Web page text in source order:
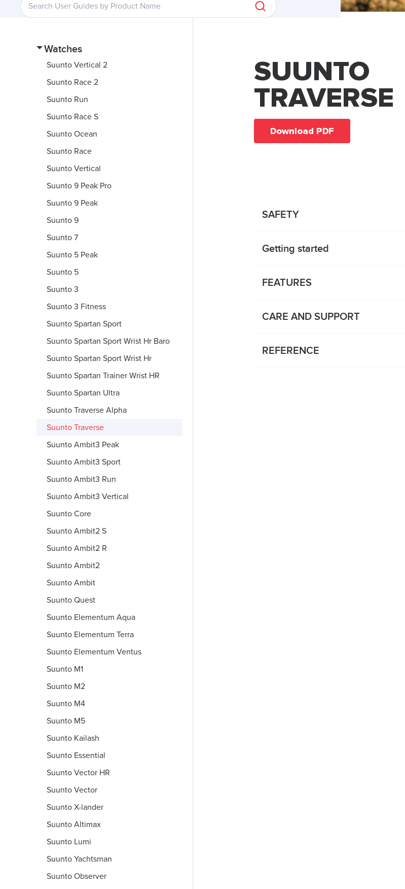
Watches
Suunto Vertical 2
Suunto Race 2
Suunto Run
Suunto Race S
Suunto Ocean
Suunto Race
Suunto Vertical
Suunto 9 Peak Pro
Suunto 9 Peak
Suunto 9
Suunto 7
Suunto 5 Peak
Suunto 5
Suunto 3
Suunto 3 Fitness
Suunto Spartan Sport
Suunto Spartan Sport Wrist Hr Baro
Suunto Spartan Sport Wrist Hr
Suunto Spartan Trainer Wrist HR
Suunto Spartan Ultra
Suunto Traverse Alpha
Suunto Traverse
Suunto Ambit3 Peak
Suunto Ambit3 Sport
Suunto Ambit3 Run
Suunto Ambit3 Vertical
Suunto Core
Suunto Ambit2 S
Suunto Ambit2 R
Suunto Ambit2
Suunto Ambit
Suunto Quest
Suunto Elementum Aqua
Suunto Elementum Terra
Suunto Elementum Ventus
Suunto M1
Suunto M2
Suunto M4
Suunto M5
Suunto Kailash
Suunto Essential
Suunto Vector HR
Suunto Vector
Suunto X-lander
Suunto Altimax
Suunto Lumi
Suunto Yachtsman
Suunto Observer
SUUNTO
TRAVERSE
Download PDF
SAFETY
Getting started
FEATURES
CARE AND SUPPORT
REFERENCE